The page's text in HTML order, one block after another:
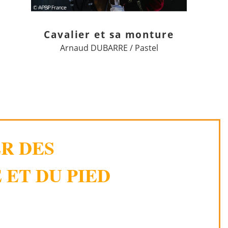
Cavalier et sa monture
Arnaud DUBARRE / Pastel
DES
DU PIED